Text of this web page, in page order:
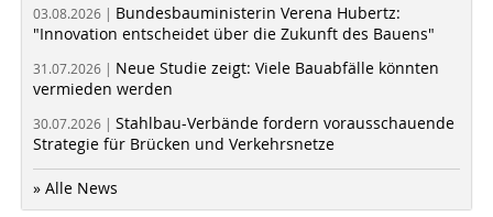
03.08.2026 | Bundesbauministerin Verena Hubertz:
"Innovation entscheidet über die Zukunft des Bauens"
31.07.2026 | Neue Studie zeigt: Viele Bauabfälle könnten
vermieden werden
30.07.2026 | Stahlbau-Verbände fordern vorausschauende
Strategie für Brücken und Verkehrsnetze
» Alle News